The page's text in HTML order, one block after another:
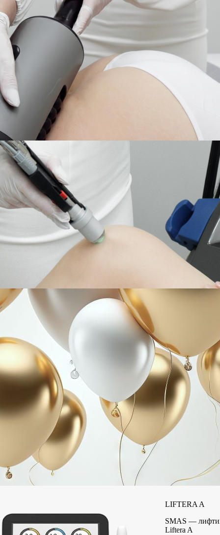
Европейские технологии
В нашей клинике используются
новейшие технологии на современном оборудовании —
подробнее
LIFTERA A
SMAS —
Liftera A